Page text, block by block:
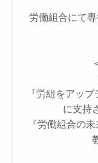
労働組合にて
『労組をアッ
に支持
『労働組合の